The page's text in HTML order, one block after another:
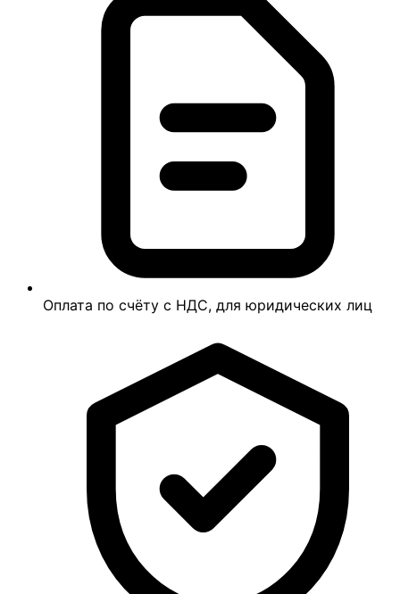
Оплата по счёту с НДС, для юридических лиц